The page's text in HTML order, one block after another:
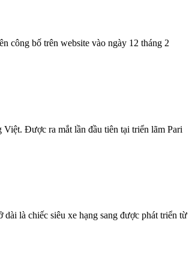
công bố trên website vào ngày 12 tháng 2
Được ra mắt lần đầu tiên tại triển lãm Pari
là chiếc siêu xe hạng sang được phát triển từ